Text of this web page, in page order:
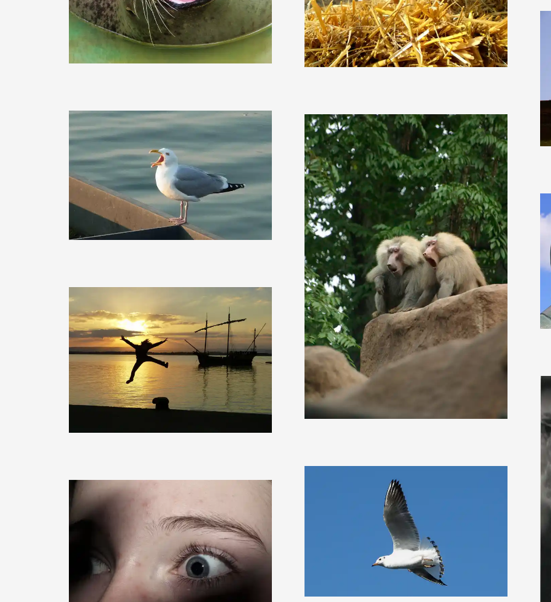
NH1977
jeger
deraugenzeuge
smaily
berggeist007
CFALK